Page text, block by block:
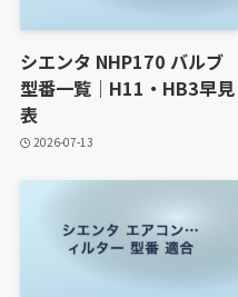
シエンタ NHP170 バルブ
型番一覧｜H11・HB3早見
表
2026-07-13